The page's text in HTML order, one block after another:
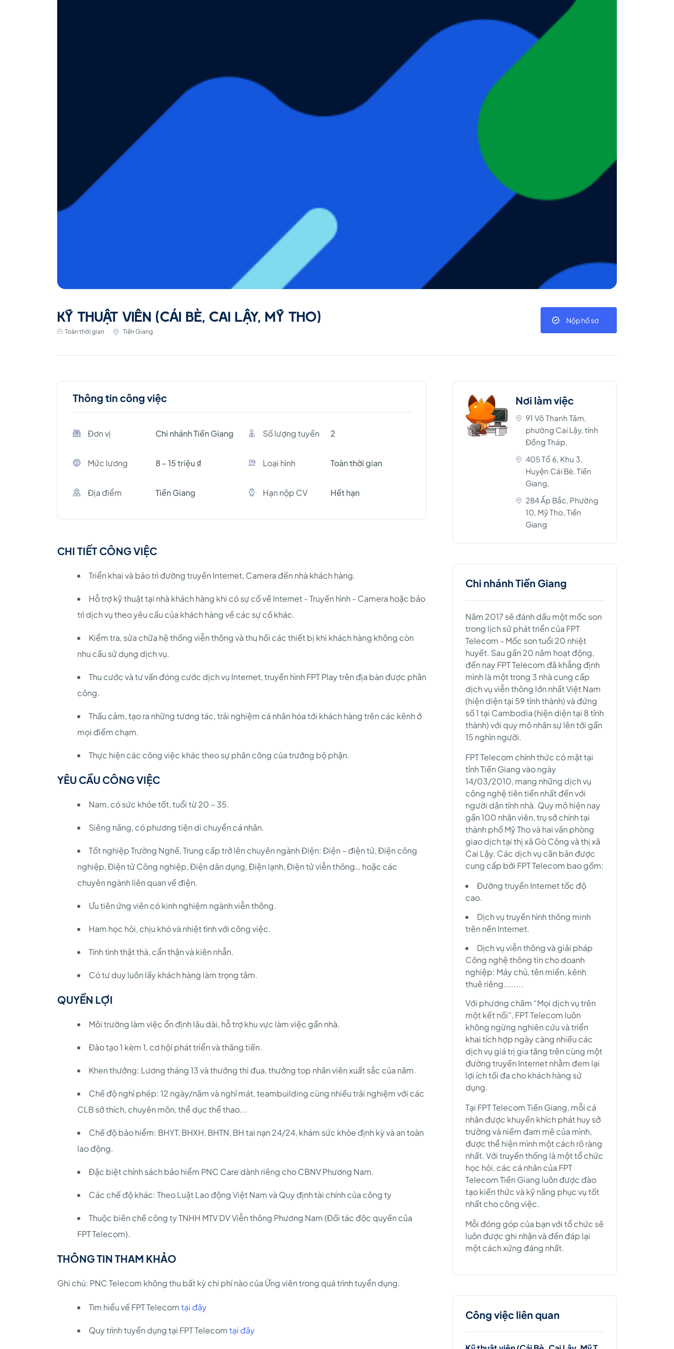
KỸ THUẬT VIÊN (CÁI BÈ, CAI LẬY, MỸ THO)
Toàn thời gian Tiền Giang
Nộp hồ sơ
Thông tin công việc
Đơn vị Chi nhánh Tiền Giang Số lượng tuyền 2
Mức lương 8 - 15 triệu ₫ Loại hình Toàn thời gian
Địa điểm Tiền Giang Hạn nộp CV Hết hạn
CHI TIẾT CÔNG VIỆC
Triển khai và bảo trì đường truyền Internet, Camera đến nhà khách hàng.
Hỗ trợ kỹ thuật tại nhà khách hàng khi có sự cố về Internet - Truyền hình - Camera hoặc bảo
trì dịch vụ theo yêu cầu của khách hàng về các sự cố khác.
Kiểm tra, sửa chữa hệ thống viễn thông và thu hồi các thiết bị khi khách hàng không còn
nhu cầu sử dụng dịch vụ.
Thu cước và tư vấn đóng cước dịch vụ Internet, truyền hình FPT Play trên địa bàn được phân
công.
Thấu cảm, tạo ra những tương tác, trải nghiệm cá nhân hóa tới khách hàng trên các kênh ở
mọi điểm chạm.
Thực hiện các công việc khác theo sự phân công của trưởng bộ phận.
YÊU CẦU CÔNG VIỆC
Nam, có sức khỏe tốt, tuổi từ 20 – 35.
Siêng năng, có phương tiện di chuyển cá nhân.
Tốt nghiệp Trường Nghề, Trung cấp trở lên chuyên ngành Điện: Điện – điện tử, Điện công
nghiệp, Điện tử Công nghiệp, Điện dân dụng, Điện lạnh, Điện tử viễn thông… hoặc các
chuyên ngành liên quan về điện.
Ưu tiên ứng viên có kinh nghiệm ngành viễn thông.
Ham học hỏi, chịu khó và nhiệt tình với công việc.
Tính tình thật thà, cẩn thận và kiên nhẫn.
Có tư duy luôn lấy khách hàng làm trọng tâm.
QUYỀN LỢI
Môi trường làm việc ổn định lâu dài, hỗ trợ khu vực làm việc gần nhà.
Đào tạo 1 kèm 1, cơ hội phát triển và thăng tiến.
Khen thưởng: Lương tháng 13 và thưởng thi đua, thưởng top nhân viên xuất sắc của năm.
Chế độ nghỉ phép: 12 ngày/năm và nghỉ mát, teambuilding cùng nhiều trải nghiệm với các
CLB sở thích, chuyên môn, thể dục thể thao...
Chế độ bảo hiểm: BHYT, BHXH, BHTN, BH tai nạn 24/24, khám sức khỏe định kỳ và an toàn
lao động.
Đặc biệt chính sách bảo hiểm PNC Care dành riêng cho CBNV Phương Nam.
Các chế độ khác: Theo Luật Lao động Việt Nam và Quy định tài chính của công ty
Thuộc biên chế công ty TNHH MTV DV Viễn thông Phương Nam (Đối tác độc quyền của
FPT Telecom).
THÔNG TIN THAM KHẢO
Ghi chú: PNC Telecom không thu bất kỳ chi phí nào của Ứng viên trong quá trình tuyển dụng.
Tìm hiểu về FPT Telecomtại đây
Quy trình tuyển dụng tại FPT Telecomtại đây
Nơi làm việc
91 Võ Thanh Tâm,
phường Cai Lậy, tỉnh
Đồng Tháp,
405 Tổ 6, Khu 3,
Huyện Cái Bè, Tiền
Giang,
284 Ấp Bắc, Phường
10, Mỹ Tho, Tiền
Giang
Chi nhánh Tiền Giang
Năm 2017 sẽ đánh dấu một mốc son
trong lịch sử phát triển của FPT
Telecom - Mốc son tuổi 20 nhiệt
huyết. Sau gần 20 năm hoạt động,
đến nay FPT Telecom đã khẳng định
mình là một trong 3 nhà cung cấp
dịch vụ viễn thông lớn nhất Việt Nam
(hiện diện tại 59 tỉnh thành) và đứng
số 1 tại Cambodia (hiện diện tại 8 tỉnh
thành) với quy mô nhân sự lên tới gần
15 nghìn người.
FPT Telecom chính thức có mặt tại
tỉnh Tiền Giang vào ngày
14/03/2010, mang những dịch vụ
công nghệ tiên tiến nhất đến với
người dân tỉnh nhà. Quy mô hiện nay
gần 100 nhân viên, trụ sở chính tại
thành phố Mỹ Tho và hai văn phòng
giao dịch tại thị xã Gò Công và thị xã
Cai Lậy. Các dịch vụ căn bản được
cung cấp bởi FPT Telecom bao gồm:
Đường truyền Internet tốc độ
cao.
Dịch vụ truyền hình thông minh
trên nền Internet.
Dịch vụ viễn thông và giải pháp
Công nghệ thông tin cho doanh
nghiệp: Máy chủ, tên miền, kênh
thuê riêng........
Với phương châm “Mọi dịch vụ trên
một kết nối”, FPT Telecom luôn
không ngừng nghiên cứu và triển
khai tích hợp ngày càng nhiều các
dịch vụ giá trị gia tăng trên cùng một
đường truyền Internet nhằm đem lại
lợi ích tối đa cho khách hàng sử
dụng.
Tại FPT Telecom Tiền Giang, mỗi cá
nhân được khuyến khích phát huy sở
trường và niềm đam mê của mình,
được thể hiện mình một cách rõ ràng
nhất. Với truyền thống là một tổ chức
học hỏi, các cá nhân của FPT
Telecom Tiền Giang luôn được đào
tạo kiến thức và kỹ năng phục vụ tốt
nhất cho công việc.
Mỗi đóng góp của bạn với tổ chức sẽ
luôn được ghi nhận và đền đáp lại
một cách xứng đáng nhất.
Công việc liên quan